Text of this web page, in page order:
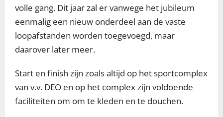
volle gang. Dit jaar zal er vanwege het jubileum
eenmalig een nieuw onderdeel aan de vaste
loopafstanden worden toegevoegd, maar
daarover later meer.
Start en finish zijn zoals altijd op het sportcomplex
van v.v. DEO en op het complex zijn voldoende
faciliteiten om om te kleden en te douchen.